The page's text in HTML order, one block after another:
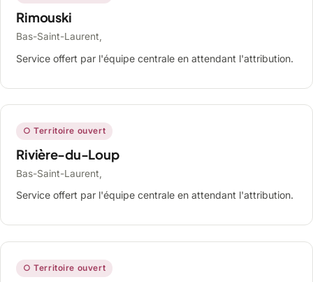
Rimouski
Bas-Saint-Laurent,
Service offert par l'équipe centrale en attendant l'attribution.
○ Territoire ouvert
Rivière-du-Loup
Bas-Saint-Laurent,
Service offert par l'équipe centrale en attendant l'attribution.
○ Territoire ouvert